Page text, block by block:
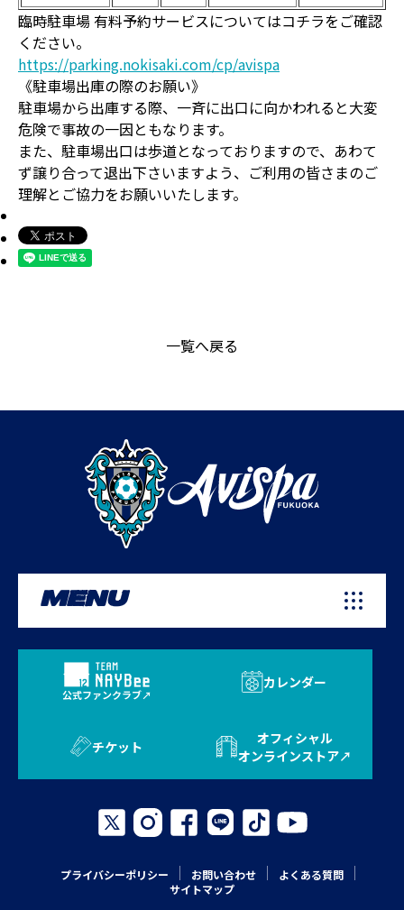
臨時駐車場 有料予約サービスについてはコチラをご確認
ください。
https://parking.nokisaki.com/cp/avispa
《駐車場出庫の際のお願い》
駐車場から出庫する際、一斉に出口に向かわれると大変
危険で事故の一因ともなります。
また、駐車場出口は歩道となっておりますので、あわて
ず譲り合って退出下さいますよう、ご利用の皆さまのご
理解とご協力をお願いいたします。
一覧へ戻る
MENU
公式ファンクラブ
カレンダー
チケット
オフィシャル
オンラインストア
プライバシーポリシー お問い合わせ
よくある質問
サイトマップ